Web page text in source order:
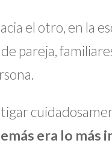
el otro, en la
pareja,
era lo más